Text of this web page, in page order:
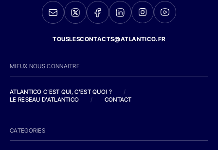
TOUSLESCONTACTS@ATLANTICO.FR
MIEUX NOUS CONNAITRE
ATLANTICO C'EST QUI, C'EST QUOI ?
/
LE RESEAU D'ATLANTICO
/ CONTACT
CATEGORIES